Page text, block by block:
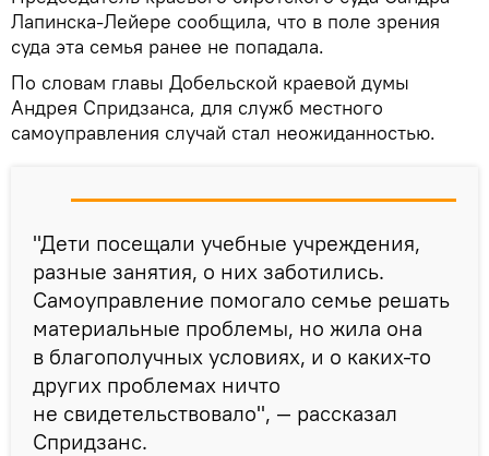
Лапинска-Лейере сообщила, что в поле зрения
суда эта семья ранее не попадала.
По словам главы Добельской краевой думы
Андрея Спридзанса, для служб местного
самоуправления случай стал неожиданностью.
"Дети посещали учебные учреждения,
разные занятия, о них заботились.
Самоуправление помогало семье решать
материальные проблемы, но жила она
в благополучных условиях, и о каких-то
других проблемах ничто
не свидетельствовало", — рассказал
Спридзанс.